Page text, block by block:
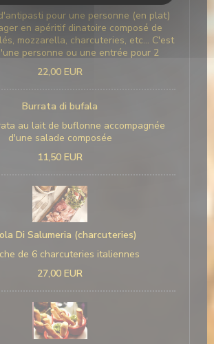
pour une personne (en plat)
en apéritif dinatoire composé de
mozzarella, charcuteries, etc... C'est
personne ou une entrée pour 2
22,00 EUR
Burrata di bufala
au lait de buflonne accompagnée
d'une salade composée
11,50 EUR
Di Salumeria (charcuteries)
de 6 charcuteries italiennes
27,00 EUR